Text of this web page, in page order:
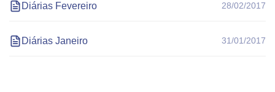
Diárias Fevereiro 28/02/2017
Diárias Janeiro 31/01/2017